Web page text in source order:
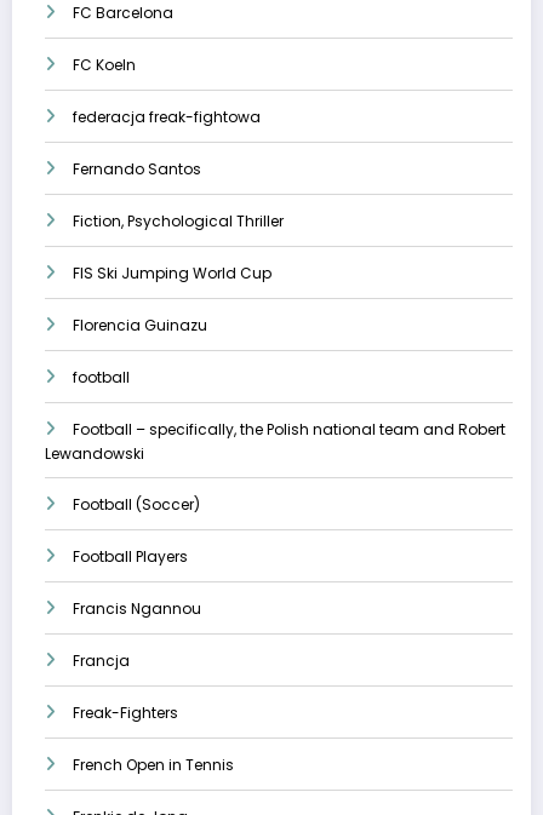
FC Barcelona
FC Koeln
federacja freak-fightowa
Fernando Santos
Fiction, Psychological Thriller
FIS Ski Jumping World Cup
Florencia Guinazu
football
Football – specifically, the Polish national team and Robert
Lewandowski
Football (Soccer)
Football Players
Francis Ngannou
Francja
Freak-Fighters
French Open in Tennis